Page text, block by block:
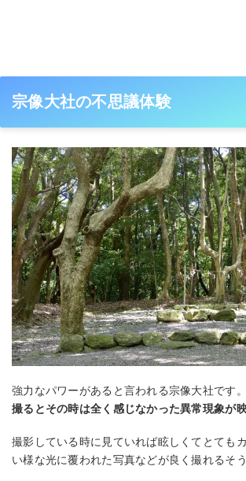
宗像大社の不思議体験
強力なパワーがあると言われる宗像大社です
撮るとその時は全く感じなかった異常現象が
撮影している時に見ていれば眩しくてとても
い様な光に覆われた写真などが良く撮れるそう